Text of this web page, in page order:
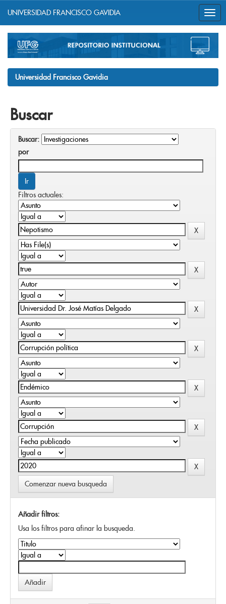
navigation
UNIVERSIDAD FRANCISCO GAVIDIA
Universidad Francisco Gavidia
Buscar
Buscar:
por
Filtros actuales:
Comenzar nueva busqueda
Añadir filtros:
Usa los filtros para afinar la busqueda.